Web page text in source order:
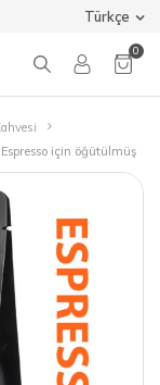
Türkçe
0
için öğütülmüş